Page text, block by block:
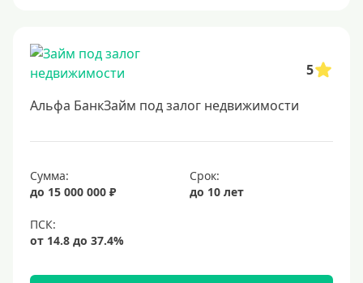
5
Альфа БанкЗайм под залог недвижимости
Сумма:
до 15 000 000 ₽
Срок:
до 10 лет